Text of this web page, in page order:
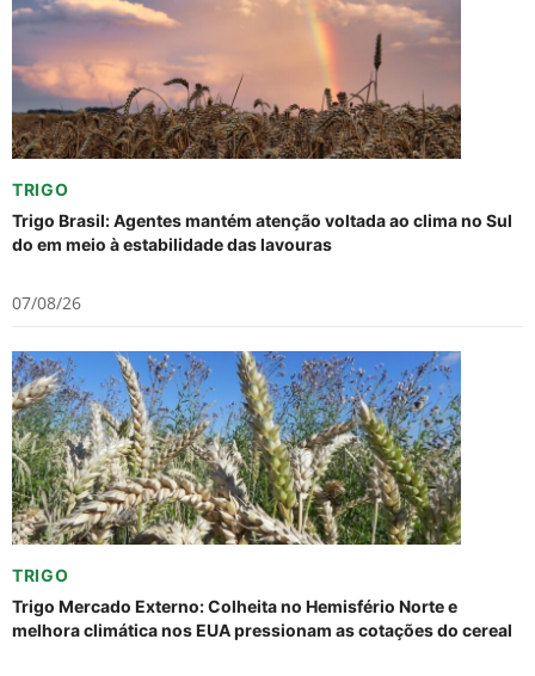
TRIGO
Trigo Brasil: Agentes mantém atenção voltada ao clima no Sul
do em meio à estabilidade das lavouras
07/08/26
TRIGO
Trigo Mercado Externo: Colheita no Hemisfério Norte e
melhora climática nos EUA pressionam as cotações do cereal